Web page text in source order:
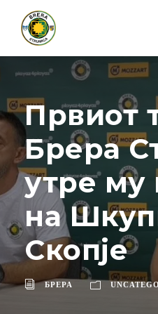
Првиот
Брера
утре му
на
Скопје
БРЕРА